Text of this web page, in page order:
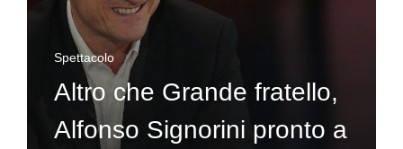
Spettacolo
Altro che Grande fratello,
Alfonso Signorini pronto a